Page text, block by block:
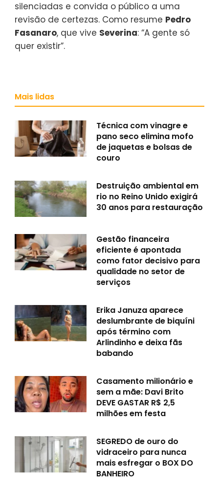
silenciadas e convida o público a uma
revisão de certezas. Como resume Pedro
Fasanaro, que vive Severina: “A gente só
quer existir”.
Mais lidas
Técnica com vinagre e
pano seco elimina mofo
de jaquetas e bolsas de
couro
Destruição ambiental em
rio no Reino Unido exigirá
30 anos para restauração
Gestão financeira
eficiente é apontada
como fator decisivo para
qualidade no setor de
serviços
Erika Januza aparece
deslumbrante de biquíni
após término com
Arlindinho e deixa fãs
babando
Casamento milionário e
sem a mãe: Davi Brito
DEVE GASTAR R$ 2,5
milhões em festa
SEGREDO de ouro do
vidraceiro para nunca
mais esfregar o BOX DO
BANHEIRO